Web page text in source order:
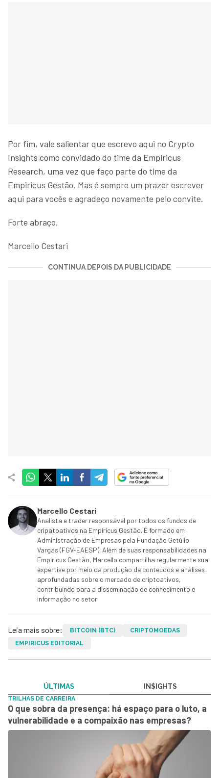
Por fim, vale salientar que escrevo aqui no Crypto
Insights como convidado do time da Empiricus
Research, uma vez que faço parte do time da
Empiricus Gestão. Mas é sempre um prazer escrever
aqui para vocês e agradeço novamente pelo convite.
Forte abraço,
Marcello Cestari
CONTINUA DEPOIS DA PUBLICIDADE
Marcello Cestari
Analista e trader responsável por todos os fundos de
cripatoativos na Empiricus Gestão. É formado em
Administração de Empresas pela Fundação Getúlio
Vargas (FGV-EAESP). Além de suas responsabilidades na
Empiricus Gestão, Marcello compartilha regularmente sua
expertise por meio da produção de conteúdos e análises
aprofundadas sobre o mercado de criptoativos,
contribuindo para a disseminação de conhecimento e
informação no setor
Leia mais sobre: BITCOIN (BTC)
CRIPTOMOEDAS
EMPIRICUS EDITORIAL
ÚLTIMAS IN$IGHTS
TRILHAS DE CARREIRA
O que sobra da presença: há espaço para o luto, a
vulnerabilidade e a compaixão nas empresas?